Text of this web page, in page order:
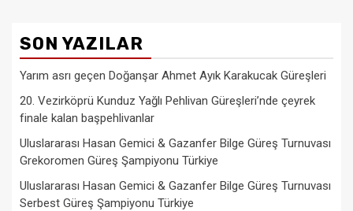
SON YAZILAR
Yarım asrı geçen Doğanşar Ahmet Ayık Karakucak Güreşleri
20. Vezirköprü Kunduz Yağlı Pehlivan Güreşleri’nde çeyrek
finale kalan başpehlivanlar
Uluslararası Hasan Gemici & Gazanfer Bilge Güreş Turnuvası
Grekoromen Güreş Şampiyonu Türkiye
Uluslararası Hasan Gemici & Gazanfer Bilge Güreş Turnuvası
Serbest Güreş Şampiyonu Türkiye